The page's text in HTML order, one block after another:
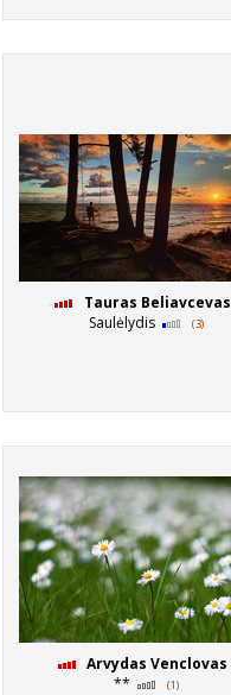
Tauras Beliavcevas
Saulėlydis
(3)
Arvydas Venclovas
**
(1)